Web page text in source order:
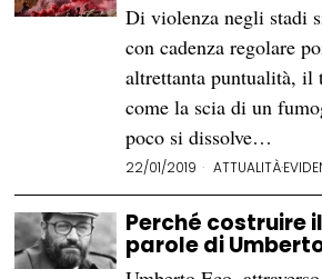
Di violenza negli stadi
con cadenza regolare
altrettanta puntualità, il
come la scia di un
poco si dissolve…
22/01/2019 ATTUALITÀ·
Perché costruire
parole di